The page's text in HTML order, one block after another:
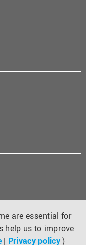
are essential for
help us to improve
| Privacy policy)